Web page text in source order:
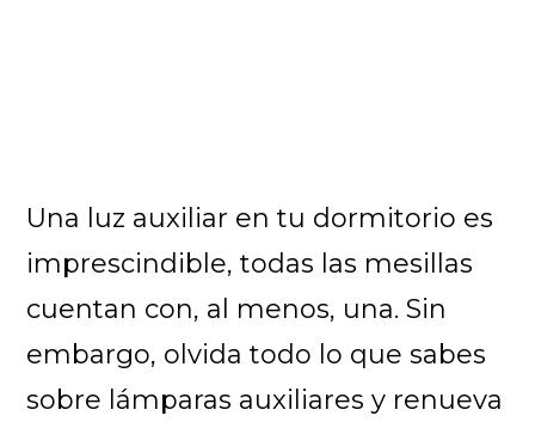
Una luz auxiliar en tu dormitorio es
imprescindible, todas las mesillas
cuentan con, al menos, una. Sin
embargo, olvida todo lo que sabes
sobre lámparas auxiliares y renueva